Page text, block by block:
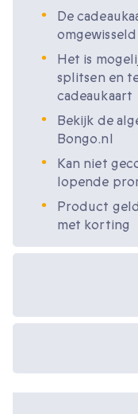
De
Het is
splitsen en
cadeaukaart
Bekijk de
Bongo.nl
Kan niet
lopende
Product
met korting